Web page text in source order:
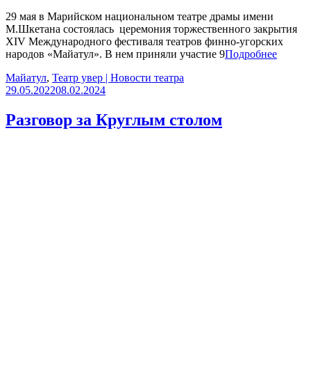
29 мая в Марийском национальном театре драмы имени
М.Шкетана состоялась церемония торжественного закрытия
XIV Международного фестиваля театров финно-угорских
народов «Майатул». В нем приняли участие 9Подробнее
Майатул, Театр увер | Новости театра
29.05.202208.02.2024
Разговор за Круглым столом